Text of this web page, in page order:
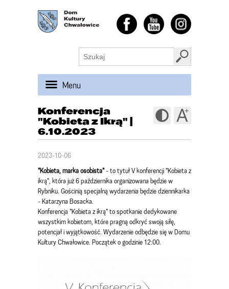
Menu
Konferencja
"Kobieta z Ikrą" |
6.10.2023
2023-10-06
"Kobieta, marka osobista"- to tytuł V konferencji "Kobieta z
ikrą", która już 6 października organizowana będzie w
Rybniku. Gościnią specjalną wydarzenia będzie dziennikarka
- Katarzyna Bosacka.
Konferencja "Kobieta z ikrą" to spotkanie dedykowane
wszystkim kobietom, które pragną odkryć swoją siłę,
potencjał i wyjątkowość. Wydarzenie odbędzie się w Domu
Kultury Chwałowice. Początek o godzinie 12:00.